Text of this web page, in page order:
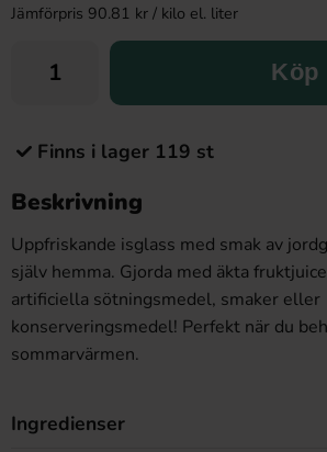
Jämförpris 90.81 kr / kilo el. liter
Köp
Finns i lager 119 st
Beskrivning
Uppfriskande isglass med smak av
själv hemma. Gjorda med äkta
artificiella sötningsmedel, smaker eller
konserveringsmedel! Perfekt när du
sommarvärmen.
Ingredienser